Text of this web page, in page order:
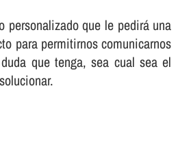
personalizado que le pedirá una
para permitirnos comunicarnos
que tenga, sea cual sea el